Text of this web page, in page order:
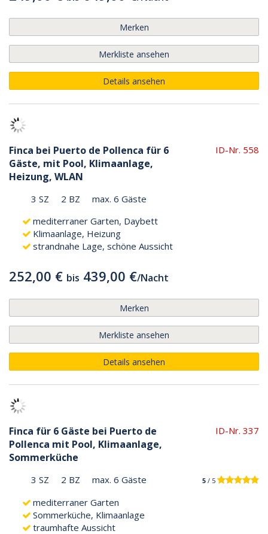
Merken
Merkliste ansehen
Details ansehen
Finca bei Puerto de Pollenca für 6
Gäste, mit Pool, Klimaanlage,
Heizung, WLAN
ID-Nr. 558
3 SZ 2 BZ
max. 6 Gäste
mediterraner Garten, Daybett
Klimaanlage, Heizung
strandnahe Lage, schöne Aussicht
252,00 € bis 439,00 €/Nacht
Merken
Merkliste ansehen
Details ansehen
Finca für 6 Gäste bei Puerto de
Pollenca mit Pool, Klimaanlage,
Sommerküche
ID-Nr. 337
3 SZ 2 BZ max. 6 Gäste 5 / 5
mediterraner Garten
Sommerküche, Klimaanlage
traumhafte Aussicht